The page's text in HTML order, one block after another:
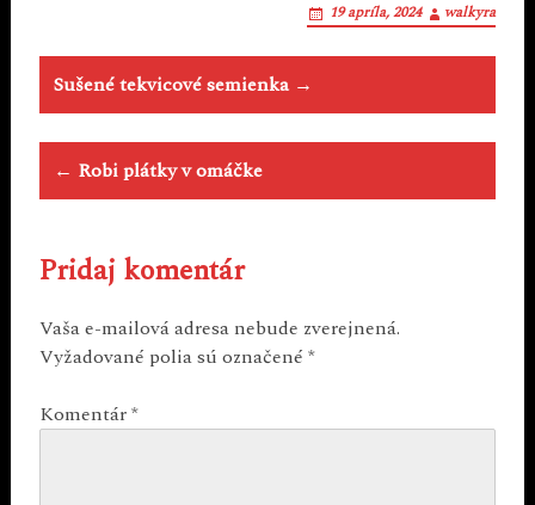
19 apríla, 2024 walkyra
Post
navigation
Sušené tekvicové semienka →
← Robi plátky v omáčke
Pridaj komentár
Vaša e-mailová adresa nebude zverejnená.
Vyžadované polia sú označené *
Komentár*